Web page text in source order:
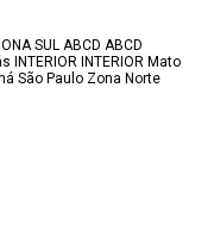
SUL ABCD ABCD
INTERIOR INTERIOR Mato
São Paulo Zona Norte